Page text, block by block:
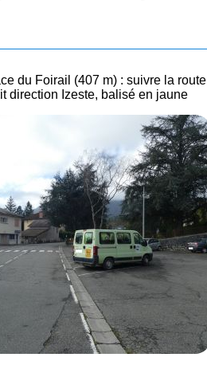
du Foirail (407 m) : suivre la route
direction Izeste, balisé en jaune